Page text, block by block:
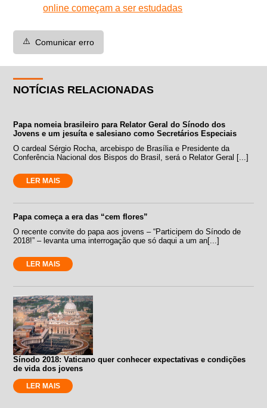
online começam a ser estudadas
⚠️ Comunicar erro
NOTÍCIAS RELACIONADAS
Papa nomeia brasileiro para Relator Geral do Sínodo dos
Jovens e um jesuíta e salesiano como Secretários Especiais
O cardeal Sérgio Rocha, arcebispo de Brasília e Presidente da
Conferência Nacional dos Bispos do Brasil, será o Relator Geral [...]
LER MAIS
Papa começa a era das “cem flores”
O recente convite do papa aos jovens – “Participem do Sínodo de
2018!” – levanta uma interrogação que só daqui a um an[...]
LER MAIS
Sínodo 2018: Vaticano quer conhecer expectativas e condições
de vida dos jovens
LER MAIS